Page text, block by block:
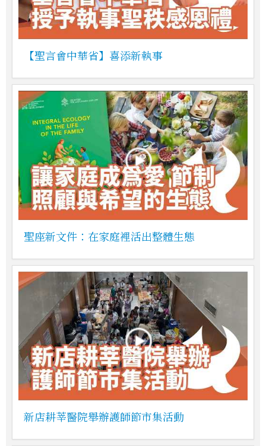
【聖言會中華省】喜添新執事
聖座新文件：在家庭裡活出整體生態
新店耕莘醫院舉辦護師節市集活動